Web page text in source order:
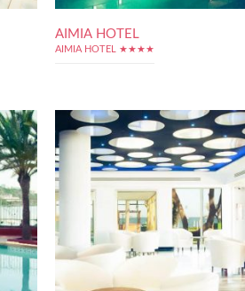
AIMIA HOTEL
AIMIA HOTEL ★★★★